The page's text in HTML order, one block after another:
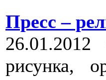
Пресс –
рисунка,